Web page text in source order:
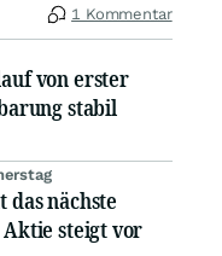
1 Kommentar
von erster
stabil
nächste
steigt vor